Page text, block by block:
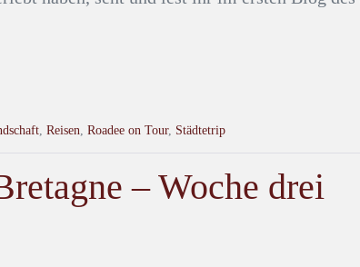
, Reisen, Roadee on Tour, Städtetrip
– Woche drei